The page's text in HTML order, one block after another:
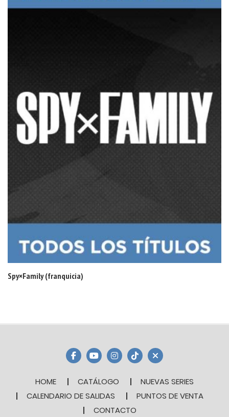
Spy×Family (franquicia)
HOME CATÁLOGO
NUEVAS SERIES
CALENDARIO DE SALIDAS
PUNTOS DE VENTA
CONTACTO